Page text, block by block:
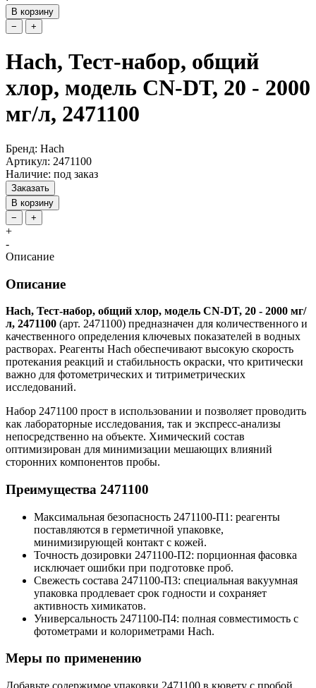
В корзину
−
+
Hach, Тест-набор, общий
хлор, модель CN-DT, 20 - 2000
мг/л, 2471100
Бренд: Hach
Артикул: 2471100
Наличие: под заказ
Заказать
В корзину
−
+
+
-
Описание
Описание
Hach, Тест-набор, общий хлор, модель CN-DT, 20 - 2000 мг/
л, 2471100 (арт. 2471100) предназначен для количественного и
качественного определения ключевых показателей в водных
растворах. Реагенты Hach обеспечивают высокую скорость
протекания реакций и стабильность окраски, что критически
важно для фотометрических и титриметрических
исследований.
Набор 2471100 прост в использовании и позволяет проводить
как лабораторные исследования, так и экспресс-анализы
непосредственно на объекте. Химический состав
оптимизирован для минимизации мешающих влияний
сторонних компонентов пробы.
Преимущества 2471100
Максимальная безопасность 2471100-П1: реагенты
поставляются в герметичной упаковке,
минимизирующей контакт с кожей.
Точность дозировки 2471100-П2: порционная фасовка
исключает ошибки при подготовке проб.
Свежесть состава 2471100-П3: специальная вакуумная
упаковка продлевает срок годности и сохраняет
активность химикатов.
Универсальность 2471100-П4: полная совместимость с
фотометрами и колориметрами Hach.
Меры по применению